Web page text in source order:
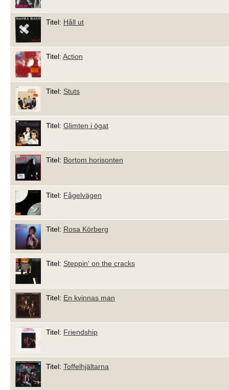
Titel: Håll ut
Titel: Action
Titel: Stuts
Titel: Glimten i ögat
Titel: Bortom horisonten
Titel: Fågelvägen
Titel: Rosa Körberg
Titel: Steppin' on the cracks
Titel: En kvinnas man
Titel: Friendship
Titel: Toffelhjältarna